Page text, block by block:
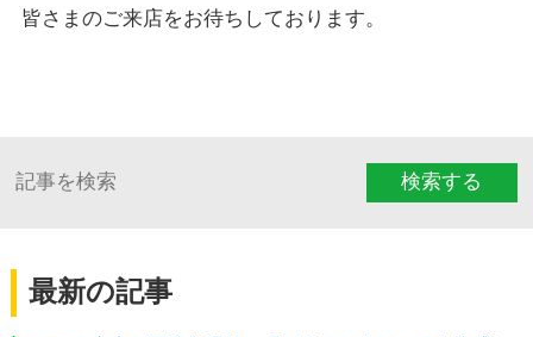
皆さまのご来店をお待ちしております。
検索する
最新の記事